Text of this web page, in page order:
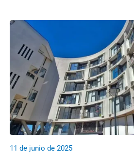
11 de junio de 2025